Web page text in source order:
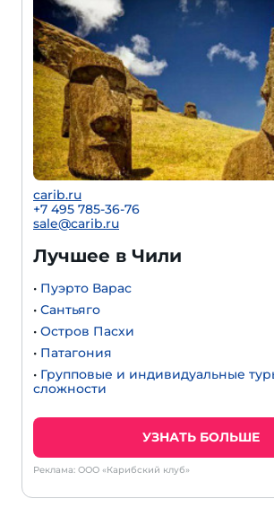
carib.ru
+7 495 785-36-76
sale@carib.ru
Лучшее в Чили
• Пуэрто Варас
• Сантьяго
• Остров Пасхи
• Патагония
• Групповые и индивидуальные
сложности
УЗНАТЬ БОЛЬШЕ
Реклама: ООО «Карибский клуб»